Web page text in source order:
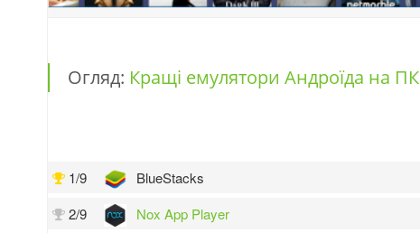
Огляд: Кращі емулятори Андроїда на ПК
1/9
BlueStacks
2/9
Nox App Player